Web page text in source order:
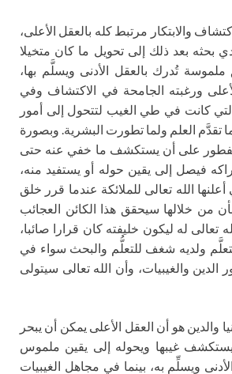
والابتكار مرتبط كله بالعقل الأعلى،
بحثه بعد ذلك إلى تحويل ما كان متخيلا
تُدرك بالعقل الأدنى ويسلَّم بها،
ورغبته الجامحة في الاكتشاف وفي
كانت في طي الغيب لتتحول إلى أمور
تقدَّم العلم ولما تطورت البشرية. وبصورة
على أن يستكشف ما خفي عنه حتى
فيصل إلى يقين حوله أو يستفيد منه،
الله تعالى للملائكة عندما قرر خلق
من خلالها سيحقق هذا الكائن العجائب
تعالى له ليكون خليفته كان قرارا صائبا،
ولديه شغف للتعلُّم والبحث سواء في
الدين والغيبيات، وأن الله تعالى سيتولى
والدين هو أن العقل الأعلى يمكن أن يبحر
غيبها ويحوله إلى يقين ملموس
ويسلِّم به، بينما في مجاهل الغيبيات